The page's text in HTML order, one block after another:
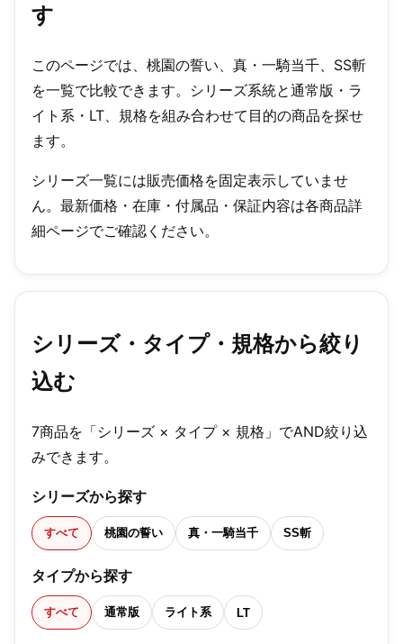
す
このページでは、桃園の誓い、真・一騎当千、SS斬
を一覧で比較できます。シリーズ系統と通常版・ラ
イト系・LT、規格を組み合わせて目的の商品を探せ
ます。
シリーズ一覧には販売価格を固定表示していませ
ん。最新価格・在庫・付属品・保証内容は各商品詳
細ページでご確認ください。
シリーズ・タイプ・規格から絞り
込む
7商品を「シリーズ × タイプ × 規格」でAND絞り込
みできます。
シリーズから探す
すべて 桃園の誓い 真・一騎当千 SS斬
タイプから探す
すべて 通常版 ライト系 LT